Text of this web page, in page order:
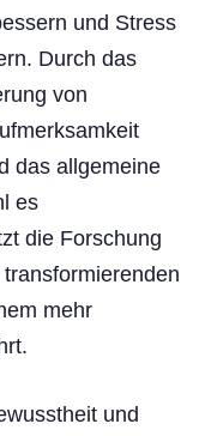
und Stress
Durch das
von
das allgemeine
es
die Forschung
mehr
und